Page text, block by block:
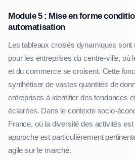
Module 5 : Mise en forme
automatisation
Les tableaux croisés dynamiques sont
pour les entreprises du centre-ville, où
et du commerce se croisent. Cette
synthétiser de vastes quantités de
entreprises à identifier des tendances
éclairées. Dans le contexte socio-
France, où la diversité des activités
approche est particulièrement
agile sur le marché.